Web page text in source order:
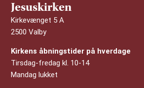
Jesuskirken
Kirkevænget 5 A
2500 Valby
Kirkens åbningstider på hverdage
Tirsdag-fredag kl. 10-14
Mandag lukket